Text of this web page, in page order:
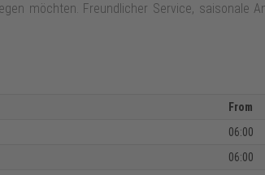
möchten. Freundlicher Service,
From
06:00
06:00